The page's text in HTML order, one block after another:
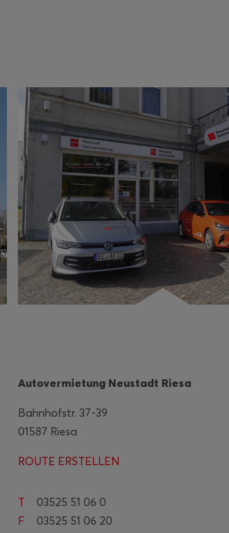
Autovermietung Neustadt Riesa
Bahnhofstr. 37-39
01587 Riesa
ROUTE ERSTELLEN
T
03525 51 06 0
F
03525 51 06 20